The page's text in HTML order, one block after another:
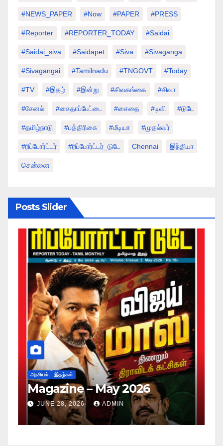
#NEWS_PAPER #Now #PAPER #PRESS
#Reporter #REPORTER_TODAY #saidai
#saidai_siva #saidapet #Siva #Sivaganga
#sivagangai #tamilnadu #TNGOVT #today
#TV #இதழ் #இன்று #சிவகங்கை #சிவா
#சேனல் #சைதாப்பேட்டை #சைதை #டிவி #டுடே
#தமிழ்நாடு #பத்திரிகை #மீடியா #முதல்வர்
#ரிப்போர்ட்டர் #ரிப்போர்ட்டர்_டுடே Chennai இந்தியா
சென்னை
Posts Slider
அரசியல் இதழ்கள்
Magazine – May 2026
JUNE 28, 2026 ADMIN